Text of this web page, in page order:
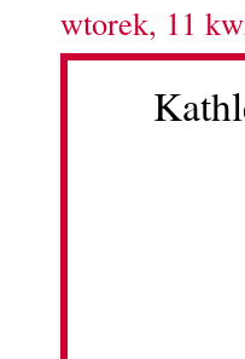
wtorek, 11